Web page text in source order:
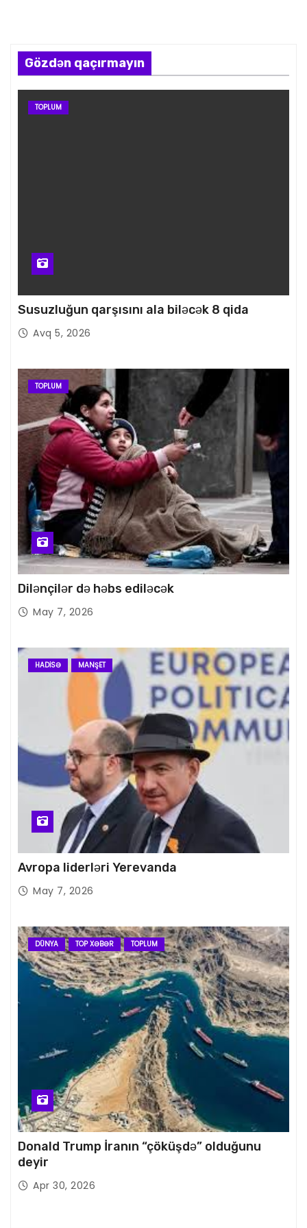
Gözdən qaçırmayın
TOPLUM
Susuzluğun qarşısını ala biləcək 8 qida
Avq 5, 2026
TOPLUM
Dilənçilər də həbs ediləcək
May 7, 2026
HADISƏ MANŞET
Avropa liderləri Yerevanda
May 7, 2026
DÜNYA TOP XƏBƏR TOPLUM
Donald Trump İranın “çöküşdə” olduğunu
deyir
Apr 30, 2026